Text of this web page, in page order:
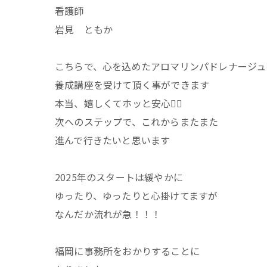
看護師
岩見 ともか
こちらで、心を込めたアロマリンパドレナージ
養成講座を受けて頂く事ができます
本当、嬉しくてホッと安心😮‍💨
次へのステップで、これからまたまた
進んで行きたいと思います
2025年のスタートは緩やかに
ゆったり、ゆったりと心掛けてますが
なんだか流れが急！！！
福岡に事務所をおかりすることに